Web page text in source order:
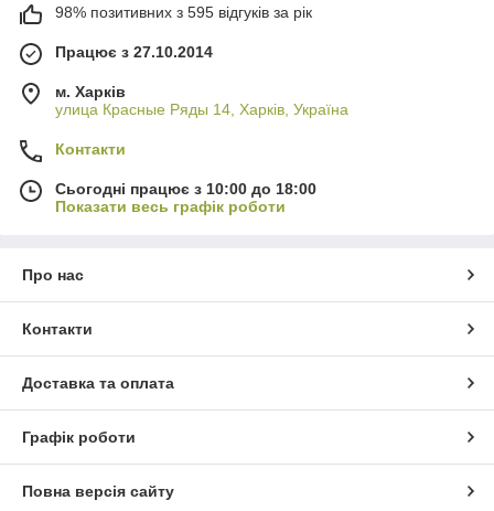
98% позитивних з 595 відгуків за рік
Працює з 27.10.2014
м. Харків
улица Красные Ряды 14, Харків, Україна
Контакти
Сьогодні працює з 10:00 до 18:00
Показати весь графік роботи
Про нас
Контакти
Доставка та оплата
Графік роботи
Повна версія сайту